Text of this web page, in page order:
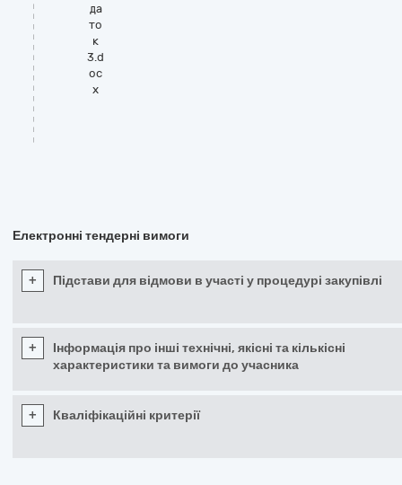
да
то
к
3.d
oc
x
Електронні тендерні вимоги
+ Підстави для відмови в участі у процедурі закупівлі
+
Інформація про інші технічні, якісні та кількісні
характеристики та вимоги до учасника
+ Кваліфікаційні критерії